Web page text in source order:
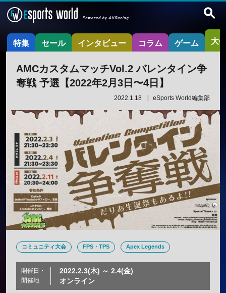
特集 セール インタビュー コラム ゲーム 大
AMCカスタムマッチVol.2 バレンタイン争
奪戦 予選【2022年2月3日〜4日】
2022.1.18 eSports World編集部
コミュニティ大会 FPS・TPS Apex Legends
開催日・
開催地
2022.2.3(木) ～ 2.4(金)
オンライン